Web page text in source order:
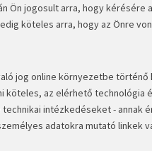
Ön jogosult arra, hogy
köteles arra, hogy az Önre
jog online környezetbe
köteles, az elérhető
intézkedéseket - annak
adatokra mutató linkek